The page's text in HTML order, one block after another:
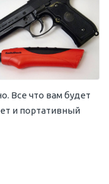
Все что вам будет
и портативный